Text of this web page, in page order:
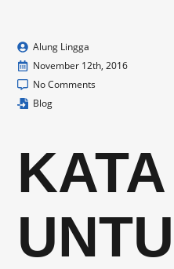
Alung Lingga
November 12th, 2016
No Comments
Blog